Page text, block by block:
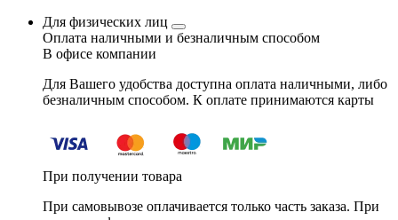
Для физических лиц
Оплата наличными и безналичным способом
В офисе компании
Для Вашего удобства доступна оплата наличными, либо
безналичным способом. К оплате принимаются карты
При получении товара
При самовывозе оплачивается только часть заказа. При